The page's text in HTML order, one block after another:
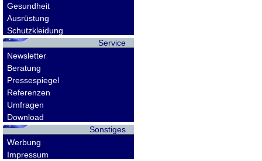
Gesundheit
Ausrüstung
Schutzkleidung
Service
Newsletter
Beratung
Pressespiegel
Referenzen
Umfragen
Download
Sonstiges
Werbung
Impressum